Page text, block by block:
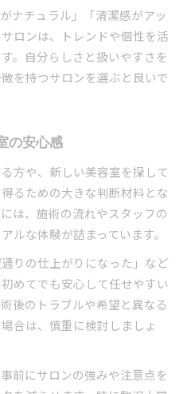
ナチュラル」「清潔感がアッ
ロンは、トレンドや個性を活
。自分らしさと扱いやすさを
を持つサロンを選ぶと良いで
の安心感
方や、新しい美容室を探して
るための大きな判断材料とな
は、施術の流れやスタッフの
ルな体験が詰まっています。
りの仕上がりになった」など
めてでも安心して任せやすい
後のトラブルや希望と異なる
合は、慎重に検討しましょ
前にサロンの強みや注意点を